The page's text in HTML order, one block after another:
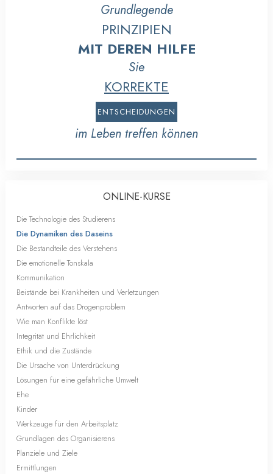
Grundlegende
PRINZIPIEN
MIT DEREN HILFE
Sie
KORREKTE
ENTSCHEIDUNGEN
im Leben treffen können
ONLINE-KURSE
Die Technologie des Studierens
Die Dynamiken des Daseins
Die Bestandteile des Verstehens
Die emotionelle Tonskala
Kommunikation
Beistände bei Krankheiten und Verletzungen
Antworten auf das Drogenproblem
Wie man Konflikte löst
Integrität und Ehrlichkeit
Ethik und die Zustände
Die Ursache von Unterdrückung
Lösungen für eine gefährliche Umwelt
Ehe
Kinder
Werkzeuge für den Arbeitsplatz
Grundlagen des Organisierens
Planziele und Ziele
Ermittlungen